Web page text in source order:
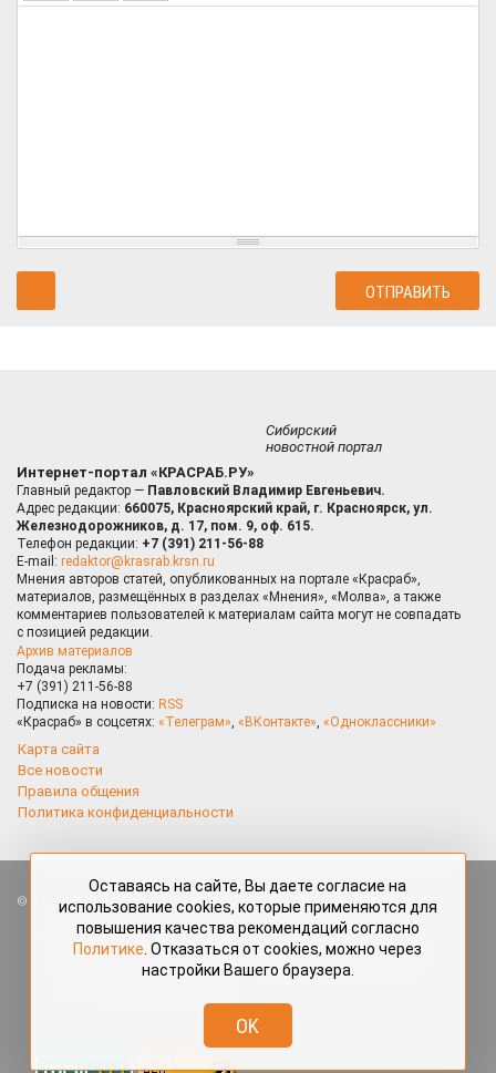
Сибирский
новостной портал
Интернет-портал «КРАСРАБ.РУ»
Главный редактор — Павловский Владимир Евгеньевич.
Адрес редакции: 660075, Красноярский край, г. Красноярск, ул.
Железнодорожников, д. 17, пом. 9, оф. 615.
Телефон редакции: +7 (391) 211-56-88
E-mail: redaktor@krasrab.krsn.ru
Мнения авторов статей, опубликованных на портале «Красраб»,
материалов, размещённых в разделах «Мнения», «Молва», а также
комментариев пользователей к материалам сайта могут не совпадать
с позицией редакции.
Архив материалов
Подача рекламы:
+7 (391) 211-56-88
Подписка на новости: RSS
«Красраб» в соцсетях: «Телеграм», «ВКонтакте», «Одноклассники»
Карта сайта
Все новости
Правила общения
Политика конфиденциальности
Все права защищены. Любые материалы, размещённые на портале
«Красраб.ру» сотрудниками редакции, нештатными авторами
и читателями, являются объектами авторского права. Полное или
частичное использование материалов, размещённых на портале
«Красраб.ру», допускается только с письменного согласия редакции
redaktor@krasrab.krsn.ru.
Оставаясь на сайте, Вы даете согласие на
использование cookies, которые применяются для
повышения качества рекомендаций согласно
Политике . Отказаться от cookies, можно через
настройки Вашего браузера.
OK